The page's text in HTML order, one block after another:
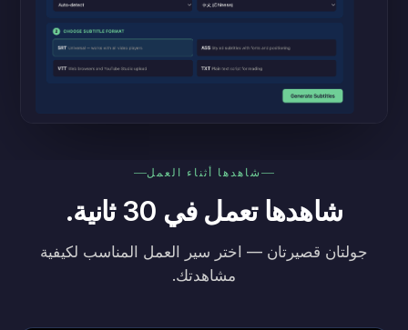
شاهدها أثناء العمل
شاهدها تعمل في 30 ثانية.
جولتان قصيرتان — اختر سير العمل المناسب لكيفية
مشاهدتك.